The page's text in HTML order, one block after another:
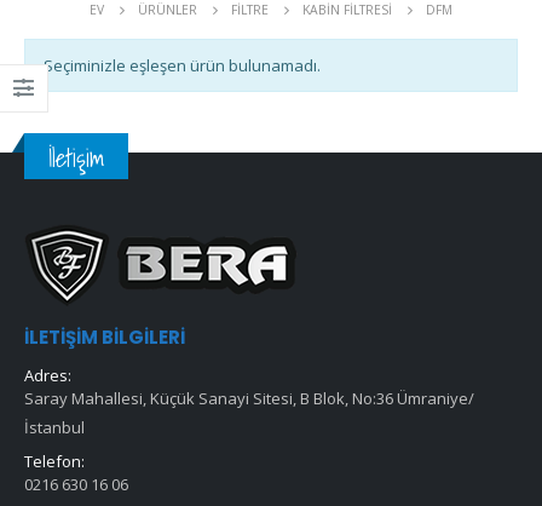
EV ÜRÜNLER FİLTRE KABİN FİLTRESİ DFM
Seçiminizle eşleşen ürün bulunamadı.
İletişim
İLETIŞIM BILGILERI
Adres:
Saray Mahallesi, Küçük Sanayi Sitesi, B Blok, No:36 Ümraniye/
İstanbul
Telefon:
0216 630 16 06